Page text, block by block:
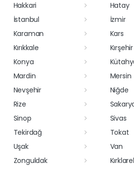
Hakkari
Hatay
İstanbul
İzmir
Karaman
Kars
Kırıkkale
Kırşehir
Konya
Mardin
Mersin
Nevşehir
Niğde
Rize
Sinop
Sivas
Tekirdağ
Tokat
Uşak
Van
Zonguldak